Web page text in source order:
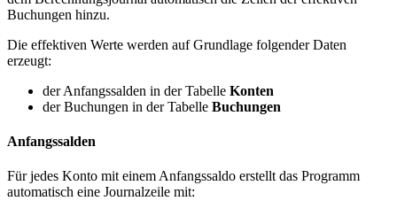
Buchungen hinzu.
Die effektiven Werte werden auf Grundlage folgender Daten
erzeugt:
der Anfangssalden in der Tabelle Konten
der Buchungen in der Tabelle Buchungen
Anfangssalden
Für jedes Konto mit einem Anfangssaldo erstellt das Programm
automatisch eine Journalzeile mit: